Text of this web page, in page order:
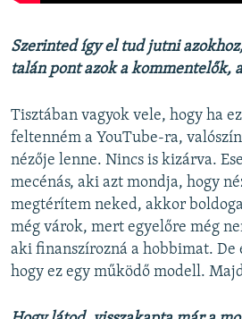
Szerinted így el tud jutni
talán pont azok a kommentelők,
Tisztában vagyok vele, hogy ha
feltenném a YouTube-ra,
nézője lenne. Nincs is kizárva.
mecénás, aki azt mondja, hogy
megtérítem neked, akkor
még várok, mert egyelőre még
aki finanszírozná a hobbimat. De
hogy ez egy működő modell.